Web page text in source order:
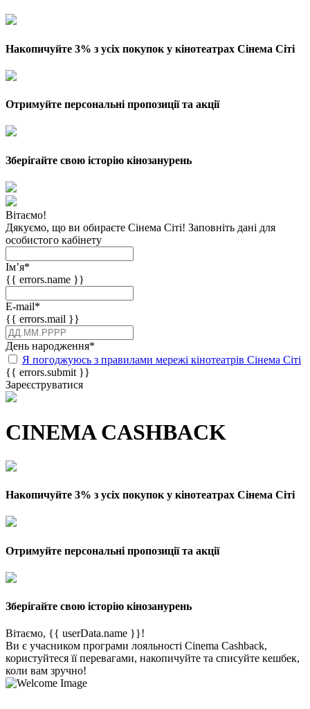
Накопичуйте 3% з усіх покупок у кінотеатрах Сінема Сіті
Отримуйте персональні пропозиції та акції
Зберігайте свою історію кінозанурень
Вітаємо!
Дякуємо, що ви обираєте Сінема Сіті! Заповніть дані для
особистого кабінету
Імʼя*
{{ errors.name }}
E-mail*
{{ errors.mail }}
День народження*
Я погоджуюсь з правилами мережі кінотеатрів Сінема Сіті
{{ errors.submit }}
Зареєструватися
CINEMA CASHBACK
Накопичуйте 3% з усіх покупок у кінотеатрах Сінема Сіті
Отримуйте персональні пропозиції та акції
Зберігайте свою історію кінозанурень
Вітаємо, {{ userData.name }}!
Ви є учасником програми лояльності Cinema Cashback,
користуйтеся її перевагами, накопичуйте та списуйте кешбек,
коли вам зручно!